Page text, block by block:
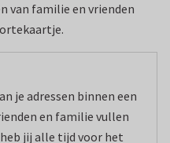
van familie en vrienden
je adressen binnen een
en familie vullen
jij alle tijd voor het